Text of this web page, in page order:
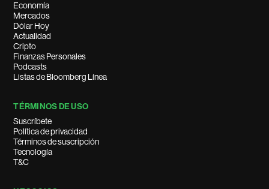
Economía
Mercados
Dólar Hoy
Actualidad
Cripto
Finanzas Personales
Podcasts
Listas de Bloomberg Línea
TÉRMINOS DE USO
Suscríbete
Política de privacidad
Términos de suscripción
Tecnología
T&C